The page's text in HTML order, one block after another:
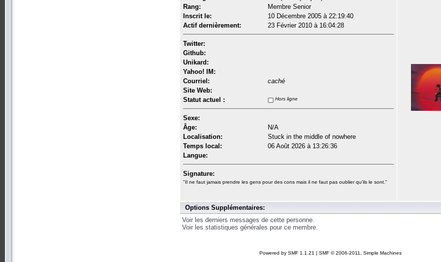
Stéganographie
Wargame
Rang:
Membre Senior
Inscrit le:
10 Décembre 2005 à 22:19:40
Actif dernièrement:
23 Février 2010 à 16:04:28
Twitter:
Github:
Unikard:
Yahoo! IM:
Courriel:
caché
Site Web:
Statut actuel :
Hors ligne
Sexe:
Âge:
N/A
Localisation:
Stuck in the middle of nowhere
Temps local:
06 Août 2026 à 13:26:36
Langue:
Signature:
"Il ne faut jamais prendre les gens pour des cons mais il ne faut pas oublier qu'ils le sont."
Options Supplémentaires:
Voir les derniers messages de cette personne.
Voir les statistiques générales pour ce membre.
Powered by SMF 1.1.21 | SMF © 2006-2011, Simple Machines